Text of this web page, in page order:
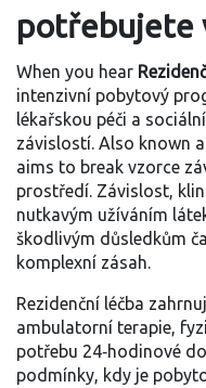
potřebujete
When you hear
intenzivní pobytový
lékařskou péči a
závislostí. Also known
aims to break vzorce
prostředí. Závislost,
nutkavým užíváním
škodlivým důsledkům
komplexní zásah.
Rezidenční léčba
ambulatorní terapie,
potřebu 24‑hodinové
podmínky, kdy je